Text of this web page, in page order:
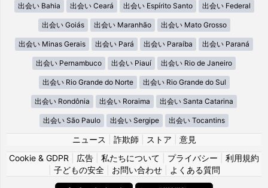
出会い Bahia 出会い Ceará 出会い Espírito Santo 出会い Federal
出会い Goiás 出会い Maranhão 出会い Mato Grosso
出会い Minas Gerais 出会い Pará 出会い Paraíba 出会い Paraná
出会い Pernambuco 出会い Piauí 出会い Rio de Janeiro
出会い Rio Grande do Norte 出会い Rio Grande do Sul
出会い Rondônia 出会い Roraima 出会い Santa Catarina
出会い São Paulo 出会い Sergipe 出会い Tocantins
ニュース 詐欺師 ストア
意見
Cookie & GDPR
広告 私たちについて プライバシー
利用規約
子どもの安全| お問い合わせ| よくある質問